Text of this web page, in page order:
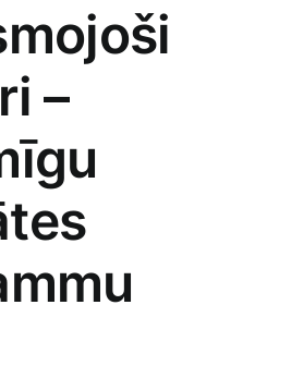
–